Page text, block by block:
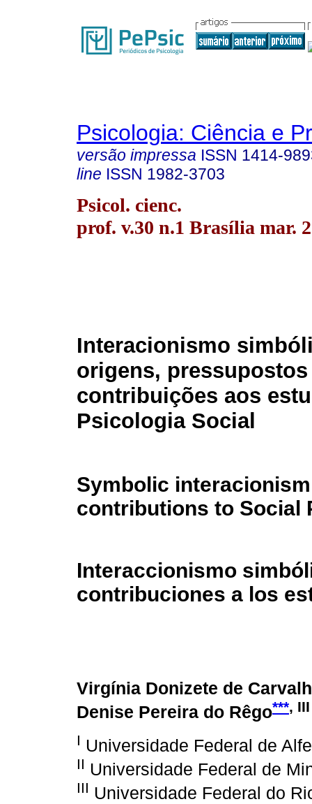
Psicologia: Ciência e
versão impressa ISSN 1414-
line ISSN 1982-3703
Psicol. cienc.
prof. v.30 n.1 Brasília mar.
Interacionismo
origens, pressupostos
contribuições aos
Psicologia Social
Symbolic
contributions to Social
Interaccionismo
contribuciones a los
Virgínia Donizete de
Denise Pereira do Rêgo***, III
I Universidade Federal de
II Universidade Federal de
III Universidade Federal do